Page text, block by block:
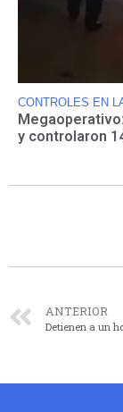
CONTROLES EN
y controlaron
ANTERIOR